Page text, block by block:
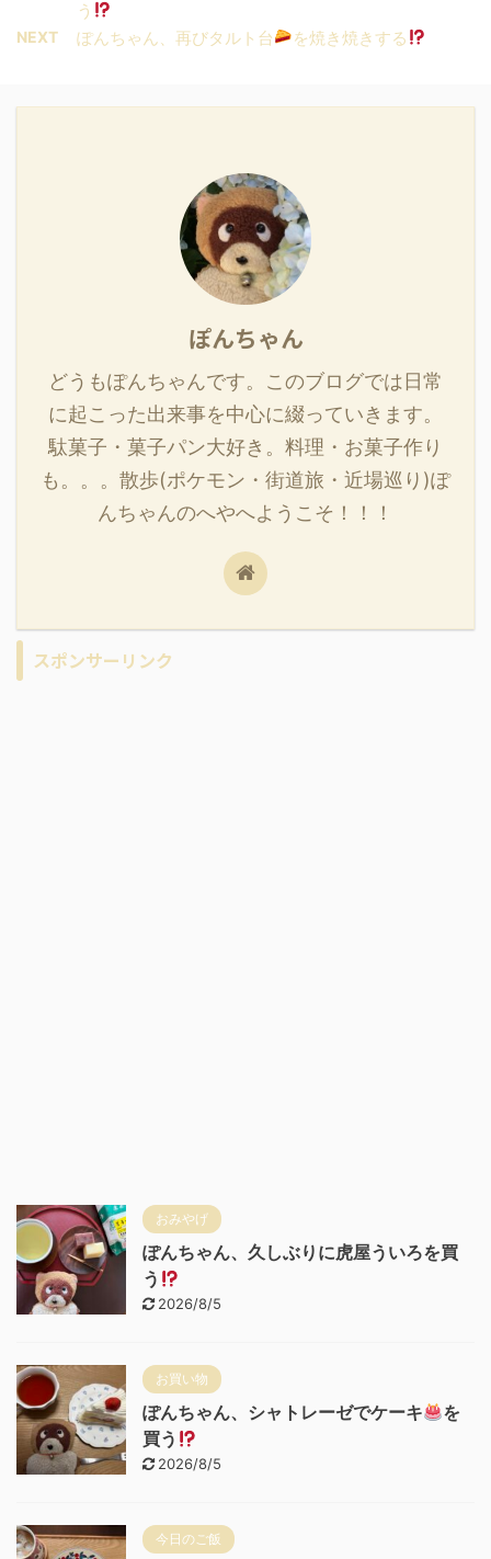
う
NEXT ぽんちゃん、再びタルト台 を焼き焼きする
ぽんちゃん
どうもぽんちゃんです。このブログでは日常
に起こった出来事を中心に綴っていきます。
駄菓子・菓子パン大好き。料理・お菓子作り
も。。。散歩(ポケモン・街道旅・近場巡り)ぽ
んちゃんのへやへようこそ！！！
スポンサーリンク
おみやげ
ぽんちゃん、久しぶりに虎屋ういろを買
う
2026/8/5
お買い物
ぽんちゃん、シャトレーゼでケーキ
を
買う
2026/8/5
今日のご飯